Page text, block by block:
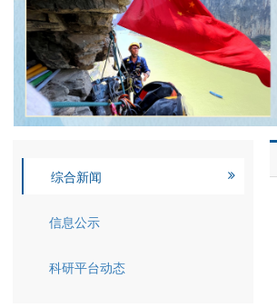
综合新闻
信息公示
科研平台动态